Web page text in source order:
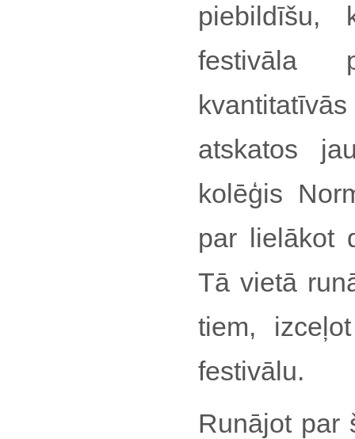
piebildīšu,
festivāla
atskatos
kolēģis
par lielākot
Tā vietā
tiem,
festivālu.
Runājot